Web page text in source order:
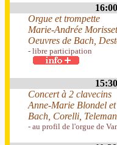
16:00
Orgue et trompette
Marie-Andrée
Oeuvres de Bach,
- libre participation
15:30
Concert à 2 clavecins
Anne-Marie Blondel
Bach, Corelli,
- au profil de l'orgue de